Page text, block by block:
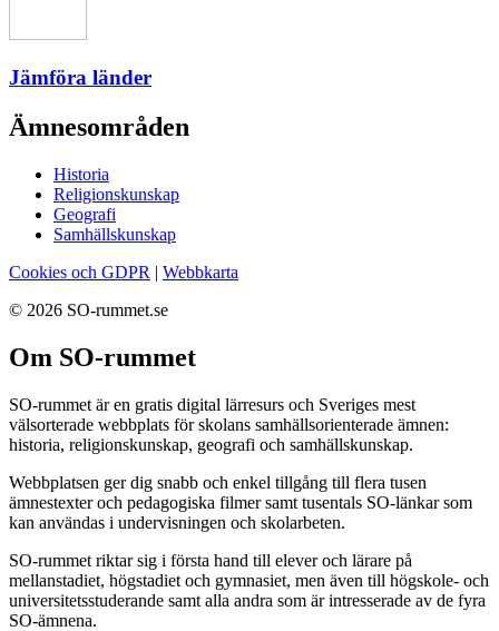
Jämföra länder
Ämnesområden
Historia
Religionskunskap
Geografi
Samhällskunskap
Cookies och GDPR | Webbkarta
© 2026 SO-rummet.se
Om SO-rummet
SO-rummet är en gratis digital lärresurs och Sveriges mest
välsorterade webbplats för skolans samhällsorienterade ämnen:
historia, religionskunskap, geografi och samhällskunskap.
Webbplatsen ger dig snabb och enkel tillgång till flera tusen
ämnestexter och pedagogiska filmer samt tusentals SO-länkar som
kan användas i undervisningen och skolarbeten.
SO-rummet riktar sig i första hand till elever och lärare på
mellanstadiet, högstadiet och gymnasiet, men även till högskole- och
universitetsstuderande samt alla andra som är intresserade av de fyra
SO-ämnena.